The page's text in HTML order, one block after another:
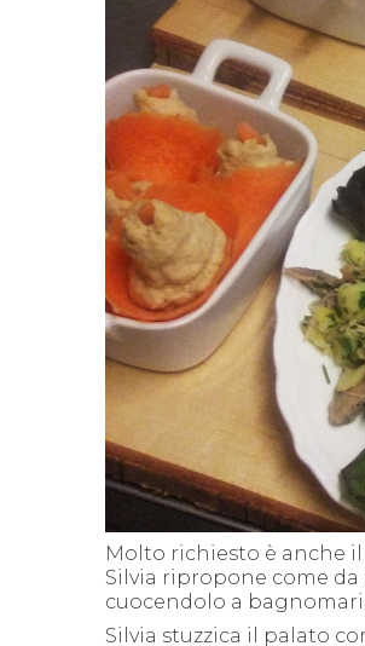
Molto richiesto è anche il
Silvia ripropone come
cuocendolo a
Silvia stuzzica il palato